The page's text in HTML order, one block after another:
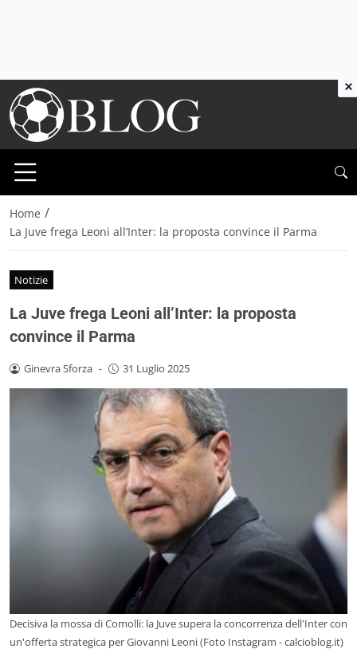
Home /
La Juve frega Leoni all’Inter: la proposta convince il Parma
Notizie
La Juve frega Leoni all’Inter: la proposta
convince il Parma
Ginevra Sforza - 31 Luglio 2025
Decisiva la mossa di Comolli: la Juve supera la concorrenza dell'Inter con
un'offerta strategica per Giovanni Leoni (Foto Instagram - calcioblog.it)
×